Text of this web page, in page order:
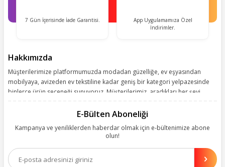
7 Gün İçerisinde İade Garantisi.
App Uygulamamıza Özel
İndirimler.
Hakkımızda
Müşterilerimize platformumuzda modadan güzelliğe, ev eşyasından
mobilyaya, avizeden ev tekstiline kadar geniş bir kategori yelpazesinde
binlerce ürün seçeneği sunuyoruz. Müşterilerimiz, aradıkları her şeyi
kolay, kusursuz ve keyifli bir alışveriş yolculuğu sunarken deneyiminize
olanakları sunuyoruz. Çalışmalarımızı müşterilerimizin memnuniyetini
esas alarak yürütüyoruz.
E-Bülten Aboneliği
Kampanya ve yeniliklerden haberdar olmak için e-bültenimize abone
olun!